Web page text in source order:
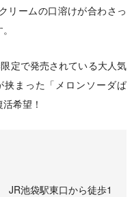
リームの口溶けが合わさっ
定で発売されている大人気
まった「メロンソーダぱ
希望！
池袋駅東口から徒歩1